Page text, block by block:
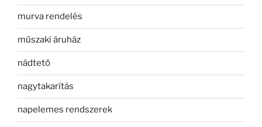
murva rendelés
műszaki áruház
nádtető
nagytakarítás
napelemes rendszerek